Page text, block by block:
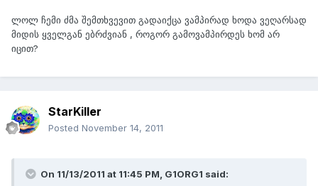
ლოლ ჩემი ძმა შემთხვევით გადაიქცა ვამპირად ხოდა ვეღარსად
მიდის ყველგან ებრძვიან , როგორ გამოვამპირდეს ხომ არ
იცით?
StarKiller
Posted November 14, 2011
On 11/13/2011 at 11:45 PM, G1ORG1 said: